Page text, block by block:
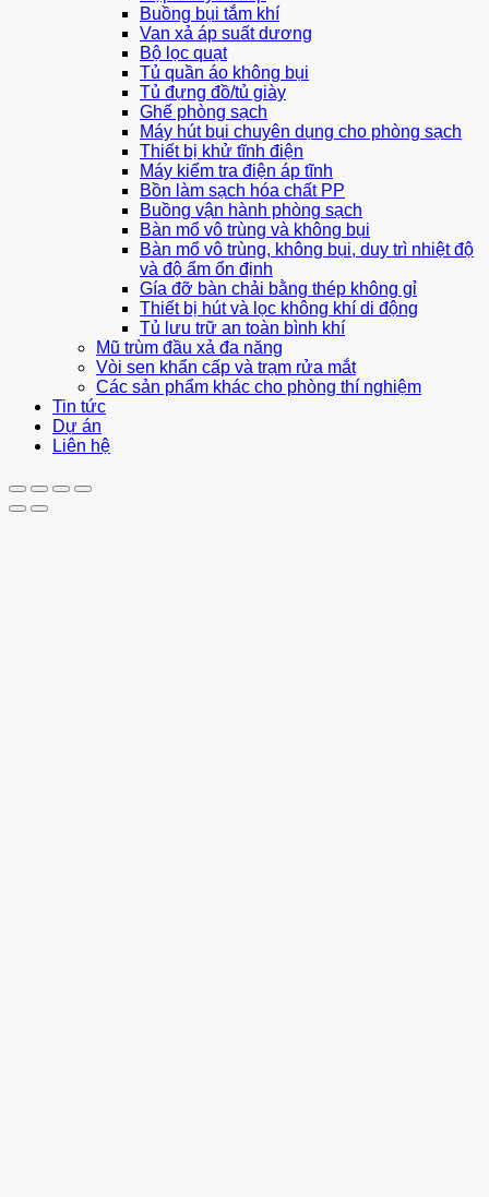
Buồng bụi tắm khí
Van xả áp suất dương
Bộ lọc quạt
Tủ quần áo không bụi
Tủ đựng đồ/tủ giày
Ghế phòng sạch
Máy hút bụi chuyên dụng cho phòng sạch
Thiết bị khử tĩnh điện
Máy kiểm tra điện áp tĩnh
Bồn làm sạch hóa chất PP
Buồng vận hành phòng sạch
Bàn mổ vô trùng và không bụi
Bàn mổ vô trùng, không bụi, duy trì nhiệt độ
và độ ẩm ổn định
Gía đỡ bàn chải bằng thép không gỉ
Thiết bị hút và lọc không khí di động
Tủ lưu trữ an toàn bình khí
Mũ trùm đầu xả đa năng
Vòi sen khẩn cấp và trạm rửa mắt
Các sản phẩm khác cho phòng thí nghiệm
Tin tức
Dự án
Liên hệ